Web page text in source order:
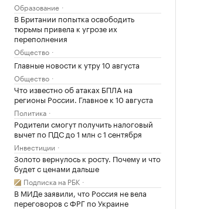
Образование
В Британии попытка освободить
тюрьмы привела к угрозе их
переполнения
Общество
Главные новости к утру 10 августа
Общество
Что известно об атаках БПЛА на
регионы России. Главное к 10 августа
Политика
Родители смогут получить налоговый
вычет по ПДС до 1 млн с 1 сентября
Инвестиции
Золото вернулось к росту. Почему и что
будет с ценами дальше
Подписка на РБК
В МИДе заявили, что Россия не вела
переговоров с ФРГ по Украине